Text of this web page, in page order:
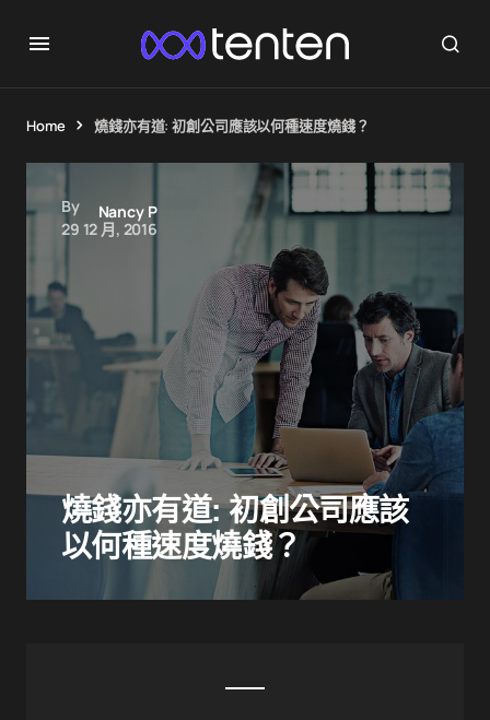
Home 燒錢亦有道: 初創公司應該以何種速度燒錢？
By
Nancy P
29 12 月, 2016
燒錢亦有道: 初創公司應該
以何種速度燒錢？